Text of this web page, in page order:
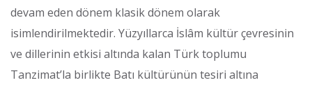
devam eden dönem klasik dönem olarak
isimlendirilmektedir. Yüzyıllarca İslâm kültür çevresinin
ve dillerinin etkisi altında kalan Türk toplumu
Tanzimat’la birlikte Batı kültürünün tesiri altına